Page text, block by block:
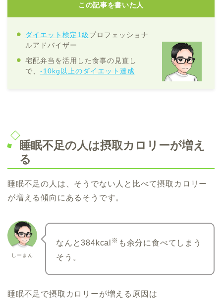
この記事を書いた人
ダイエット検定1級 プロフェッショナ
ルアドバイザー
宅配弁当を活用した食事の見直し
で、 -10kg以上のダイエット達成
睡眠不足の人は摂取カロリーが増え
る
睡眠不足の人は、そうでない人と比べて摂取カロリー
が増える傾向にあるそうです。
しーまん
なんと384kcal ※ も余分に食べてしまう
そう。
睡眠不足で摂取カロリーが増える原因は